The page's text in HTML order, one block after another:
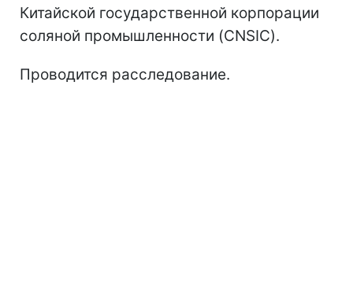
Китайской государственной корпорации
соляной промышленности (CNSIC).
Проводится расследование.